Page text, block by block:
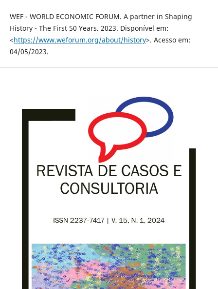
WEF - WORLD ECONOMIC FORUM. A partner in Shaping
History - The First 50 Years. 2023. Disponível em:
<https://www.weforum.org/about/history>. Acesso em:
04/05/2023.